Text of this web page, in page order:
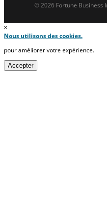
© 2026 Fortune Business
×
Nous utilisons des cookies.
pour améliorer votre expérience.
Accepter